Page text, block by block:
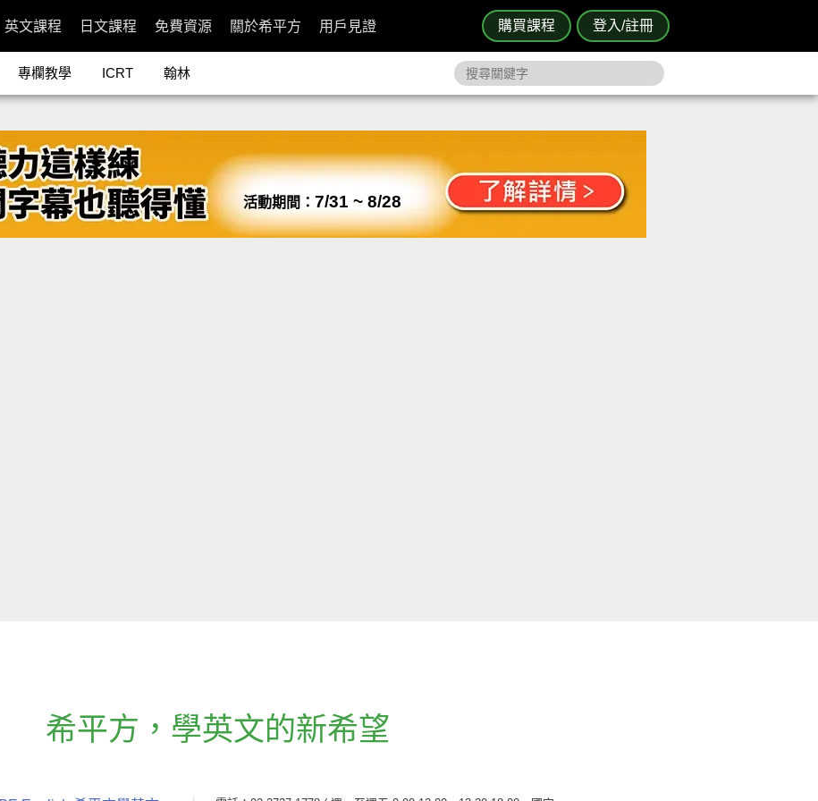
購買課程 登入/註冊
英文課程 日文課程 免費資源 關於希平方 用戶見證
專欄教學 ICRT 翰林
活動期間： 7/31 ~ 8/28
希平方 ， 學英文的新希望